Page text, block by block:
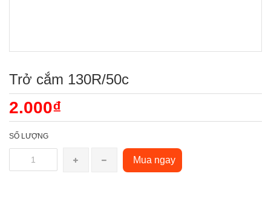
Trở cắm 130R/50c
2.000₫
SỐ LƯỢNG
Mua ngay